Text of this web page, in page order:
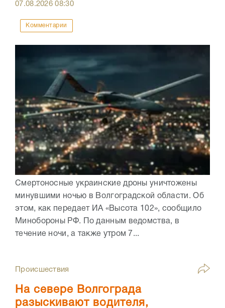
07.08.202608:30
Комментарии
Смертоносные украинские дроны уничтожены
минувшими ночью в Волгоградской области. Об
этом, как передает ИА «Высота 102», сообщило
Минобороны РФ. По данным ведомства, в
течение ночи, а также утром 7...
Происшествия
На севере Волгограда
разыскивают водителя,